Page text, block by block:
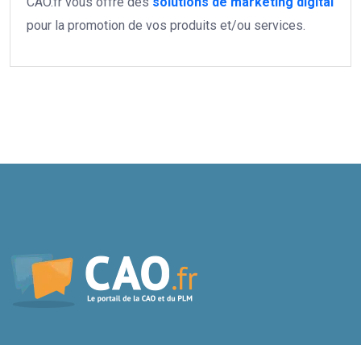
pour la promotion de vos produits et/ou services.